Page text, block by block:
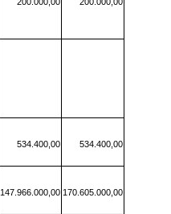
534.400,00 534.400,00
147.966.000,00 170.605.000,00